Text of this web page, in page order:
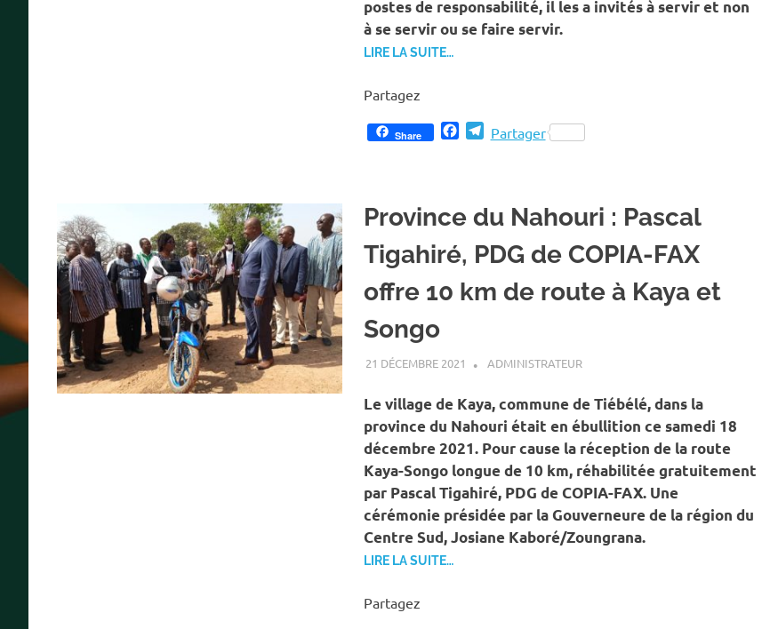
postes de responsabilité, il les a invités à servir et non
à se servir ou se faire servir.
LIRE LA SUITE…
Partagez
Share FacebookTelegram
Partager
Province du Nahouri : Pascal
Tigahiré, PDG de COPIA-FAX
offre 10 km de route à Kaya et
Songo
21 DÉCEMBRE 2021 ADMINISTRATEUR
Le village de Kaya, commune de Tiébélé, dans la
province du Nahouri était en ébullition ce samedi 18
décembre 2021. Pour cause la réception de la route
Kaya-Songo longue de 10 km, réhabilitée gratuitement
par Pascal Tigahiré, PDG de COPIA-FAX. Une
cérémonie présidée par la Gouverneure de la région du
Centre Sud, Josiane Kaboré/Zoungrana.
LIRE LA SUITE…
Partagez